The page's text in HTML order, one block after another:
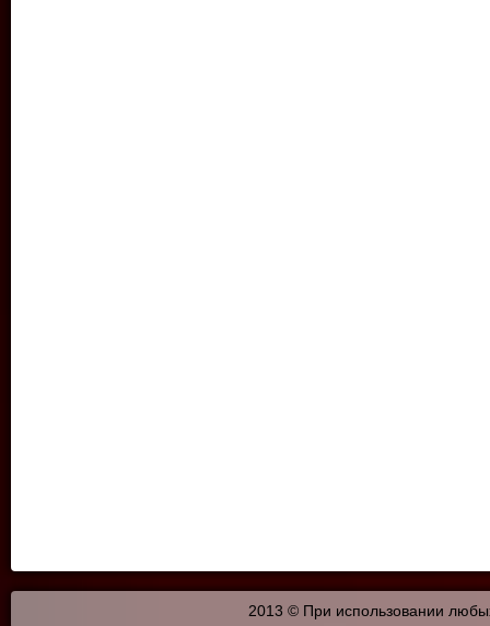
2013 © При использовании